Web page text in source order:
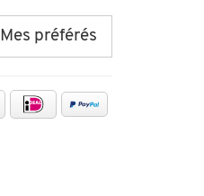
Mes préférés